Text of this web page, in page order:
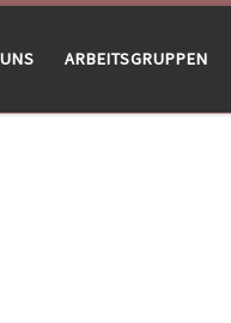
ARBEITSGRUPPEN